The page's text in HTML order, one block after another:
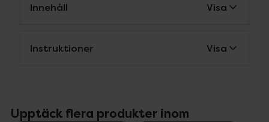
Innehåll Visa
Instruktioner Visa
Upptäck flera produkter inom